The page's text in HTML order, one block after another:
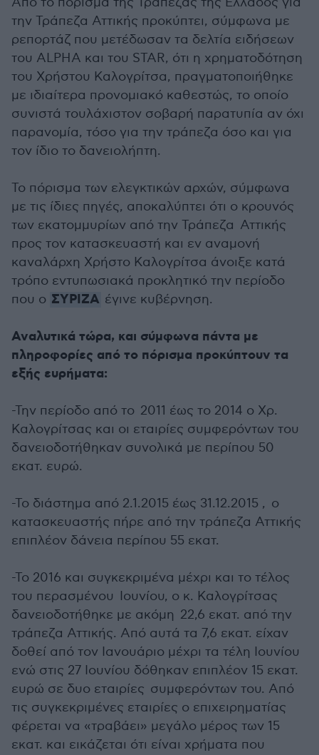
την Τράπεζα Αττικής προκύπτει, σύμφωνα με
ρεπορτάζ που μετέδωσαν τα δελτία ειδήσεων
του ΑLPHΑ και του STAR, ότι η χρηματοδότηση
του Χρήστου Καλογρίτσα, πραγματοποιήθηκε
με ιδιαίτερα προνομιακό καθεστώς, το οποίο
συνιστά τουλάχιστον σοβαρή παρατυπία αν όχι
παρανομία, τόσο για την τράπεζα όσο και για
τον ίδιο το δανειολήπτη.
Το πόρισμα των ελεγκτικών αρχών, σύμφωνα
με τις ίδιες πηγές, αποκαλύπτει ότι ο κρουνός
των εκατομμυρίων από την Τράπεζα Αττικής
προς τον κατασκευαστή και εν αναμονή
καναλάρχη Χρήστο Καλογρίτσα άνοιξε κατά
τρόπο εντυπωσιακά προκλητικό την περίοδο
που ο ΣΥΡΙΖΑ έγινε κυβέρνηση.
Αναλυτικά τώρα, και σύμφωνα πάντα με
πληροφορίες από το πόρισμα προκύπτουν τα
εξής ευρήματα:
-Την περίοδο από το 2011 έως το 2014 ο Χρ.
Καλογρίτσας και οι εταιρίες συμφερόντων του
δανειοδοτήθηκαν συνολικά με περίπου 50
εκατ. ευρώ.
-Το διάστημα από 2.1.2015 έως 31.12.2015 , ο
κατασκευαστής πήρε από την τράπεζα Αττικής
επιπλέον δάνεια περίπου 55 εκατ.
-Το 2016 και συγκεκριμένα μέχρι και το τέλος
του περασμένου Ιουνίου, ο κ. Καλογρίτσας
δανειοδοτήθηκε με ακόμη 22,6 εκατ. από την
τράπεζα Αττικής. Από αυτά τα 7,6 εκατ. είχαν
δοθεί από τον Ιανουάριο μέχρι τα τέλη Ιουνίου
ενώ στις 27 Ιουνίου δόθηκαν επιπλέον 15 εκατ.
ευρώ σε δυο εταιρίες συμφερόντων του. Από
τις συγκεκριμένες εταιρίες ο επιχειρηματίας
φέρεται να «τραβάει» μεγάλο μέρος των 15
εκατ. και εικάζεται ότι είναι χρήματα που